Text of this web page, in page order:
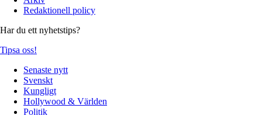
Redaktionell policy
Har du ett nyhetstips?
Tipsa oss!
Senaste nytt
Svenskt
Kungligt
Hollywood & Världen
Politik